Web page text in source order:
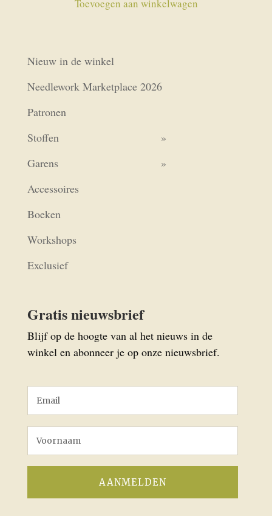
Toevoegen aan winkelwagen
Nieuw in de winkel
Needlework Marketplace 2026
Patronen
Stoffen
Garens
Accessoires
Boeken
Workshops
Exclusief
Gratis nieuwsbrief
Blijf op de hoogte van al het nieuws in de
winkel en abonneer je op onze nieuwsbrief.